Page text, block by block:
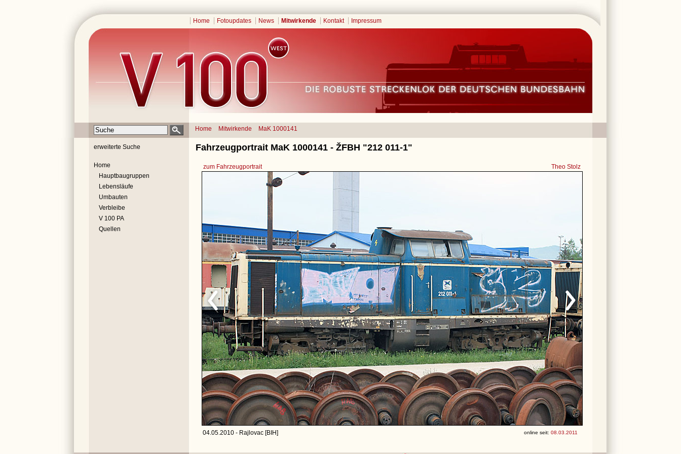
Home Fotoupdates News Mitwirkende Kontakt Impressum
Home Mitwirkende MaK 1000141
erweiterte Suche
Home
Hauptbaugruppen
Lebensläufe
Umbauten
Verbleibe
V 100 PA
Quellen
Fahrzeugportrait MaK 1000141 - ŽFBH "212 011-1"
zum Fahrzeugportrait Theo Stolz
04.05.2010 - Rajlovac [BIH] online seit: 08.03.2011